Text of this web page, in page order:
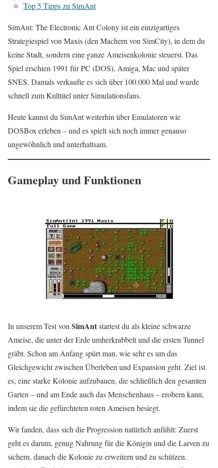
Top 5 Tipps zu SimAnt
SimAnt: The Electronic Ant Colony ist ein einzigartiges
Strategiespiel von Maxis (den Machern von SimCity), in dem du
keine Stadt, sondern eine ganze Ameisenkolonie steuerst. Das
Spiel erschien 1991 für PC (DOS), Amiga, Mac und später
SNES. Damals verkaufte es sich über 100.000 Mal und wurde
schnell zum Kulttitel unter Simulationsfans.
Heute kannst du SimAnt weiterhin über Emulatoren wie
DOSBox erleben – und es spielt sich noch immer genauso
ungewöhnlich und unterhaltsam.
Gameplay und Funktionen
In unserem Test von SimAntstartest du als kleine schwarze
Ameise, die unter der Erde umherkrabbelt und die ersten Tunnel
gräbt. Schon am Anfang spürt man, wie sehr es um das
Gleichgewicht zwischen Überleben und Expansion geht. Ziel ist
es, eine starke Kolonie aufzubauen, die schließlich den gesamten
Garten – und am Ende auch das Menschenhaus – erobern kann,
indem sie die gefürchteten roten Ameisen besiegt.
Wir fanden, dass sich die Progression natürlich anfühlt: Zuerst
geht es darum, genug Nahrung für die Königin und die Larven zu
sichern, danach die Kolonie zu erweitern und zu schützen.